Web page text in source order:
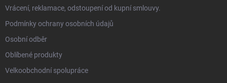
Vrácení, reklamace, odstoupení od kupní smlouvy.
Podmínky ochrany osobních údajů
Osobní odběr
Oblíbené produkty
Velkoobchodní spolupráce